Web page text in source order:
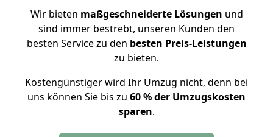
Wir bieten maßgeschneiderte Lösungen und
sind immer bestrebt, unseren Kunden den
besten Service zu den besten Preis-Leistungen
zu bieten.
Kostengünstiger wird Ihr Umzug nicht, denn bei
uns können Sie bis zu 60 % der Umzugskosten
sparen.